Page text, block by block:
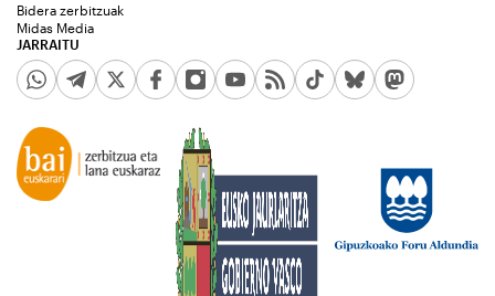
JARRAITU
Bidera zerbitzuak
Midas Media